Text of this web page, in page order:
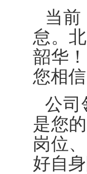
当
怠。
韶华
您相
公司
是您
岗位
好自